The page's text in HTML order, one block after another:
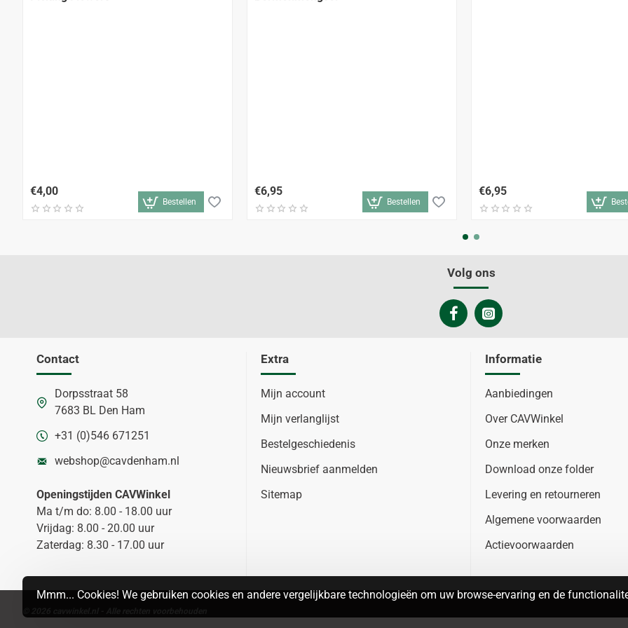
Mmm... Cookies! We gebruiken cookies en andere vergelijkbare technologieën om uw browse-ervaring en de
€4,00
Bestellen
€6,95
Bestellen
€6,95
Volg ons
Contact
Dorpsstraat 58
7683 BL Den Ham
+31 (0)546 671251
webshop@cavdenham.nl
Openingstijden CAVWinkel
Ma t/m do: 8.00 - 18.00 uur
Vrijdag: 8.00 - 20.00 uur
Zaterdag: 8.30 - 17.00 uur
Extra
Mijn account
Mijn verlanglijst
Bestelgeschiedenis
Nieuwsbrief aanmelden
Sitemap
Informatie
Aanbiedingen
Over CAVWinkel
Onze merken
Download onze folder
Levering en retourneren
Algemene voorwaarden
Actievoorwaarden